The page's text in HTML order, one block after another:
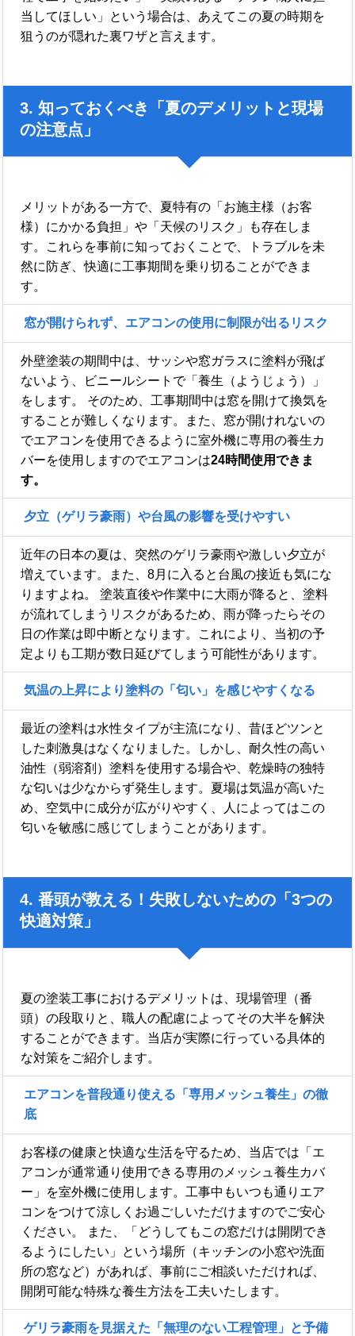
当してほしい」という場合は、あえてこの夏の時期を
狙うのが隠れた裏ワザと言えます。
3. 知っておくべき「夏のデメリットと現場
の注意点」
メリットがある一方で、夏特有の「お施主様（お客
様）にかかる負担」や「天候のリスク」も存在しま
す。これらを事前に知っておくことで、トラブルを未
然に防ぎ、快適に工事期間を乗り切ることができま
す。
窓が開けられず、エアコンの使用に制限が出るリスク
外壁塗装の期間中は、サッシや窓ガラスに塗料が飛ば
ないよう、ビニールシートで「養生（ようじょう）」
をします。 そのため、工事期間中は窓を開けて換気を
することが難しくなります。また、窓が開けれないの
でエアコンを使用できるように室外機に専用の養生カ
バーを使用しますのでエアコンは24時間使用できま
す。
夕立（ゲリラ豪雨）や台風の影響を受けやすい
近年の日本の夏は、突然のゲリラ豪雨や激しい夕立が
増えています。また、8月に入ると台風の接近も気にな
りますよね。 塗装直後や作業中に大雨が降ると、塗料
が流れてしまうリスクがあるため、雨が降ったらその
日の作業は即中断となります。これにより、当初の予
定よりも工期が数日延びてしまう可能性があります。
気温の上昇により塗料の「匂い」を感じやすくなる
最近の塗料は水性タイプが主流になり、昔ほどツンと
した刺激臭はなくなりました。しかし、耐久性の高い
油性（弱溶剤）塗料を使用する場合や、乾燥時の独特
な匂いは少なからず発生します。夏場は気温が高いた
め、空気中に成分が広がりやすく、人によってはこの
匂いを敏感に感じてしまうことがあります。
4. 番頭が教える！失敗しないための「3つの
快適対策」
夏の塗装工事におけるデメリットは、現場管理（番
頭）の段取りと、職人の配慮によってその大半を解決
することができます。当店が実際に行っている具体的
な対策をご紹介します。
エアコンを普段通り使える「専用メッシュ養生」の徹
底
お客様の健康と快適な生活を守るため、当店では「エ
アコンが通常通り使用できる専用のメッシュ養生カバ
ー」を室外機に使用します。工事中もいつも通りエア
コンをつけて涼しくお過ごしいただけますのでご安心
ください。 また、「どうしてもこの窓だけは開閉でき
るようにしたい」という場所（キッチンの小窓や洗面
所の窓など）があれば、事前にご相談いただければ、
開閉可能な特殊な養生方法を工夫いたします。
ゲリラ豪雨を見据えた「無理のない工程管理」と予備